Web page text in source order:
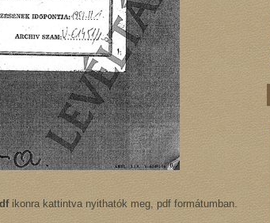
ikonra kattintva nyithatók meg, pdf formátumban.